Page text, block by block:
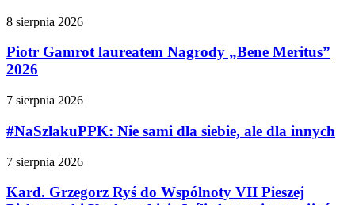
8 sierpnia 2026
Piotr Gamrot laureatem Nagrody „Bene Meritus”
2026
7 sierpnia 2026
#NaSzlakuPPK: Nie sami dla siebie, ale dla innych
7 sierpnia 2026
Kard. Grzegorz Ryś do Wspólnoty VII Pieszej